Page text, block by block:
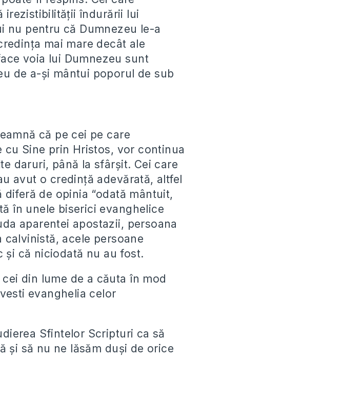
irezistibilității îndurării lui
nu pentru că Dumnezeu le-a
mai mare decât ale
voia lui Dumnezeu sunt
de a-și mântui poporul de sub
că pe cei pe care
cu Sine prin Hristos, vor continua
daruri, până la sfârșit. Cei care
avut o credință adevărată, altfel
de opinia “odată mântuit,
în unele biserici evanghelice
aparentei apostazii, persoana
acele persoane
și că niciodată nu au fost.
din lume de a căuta în mod
evanghelia celor
Sfintelor Scripturi ca să
și să nu ne lăsăm duși de orice